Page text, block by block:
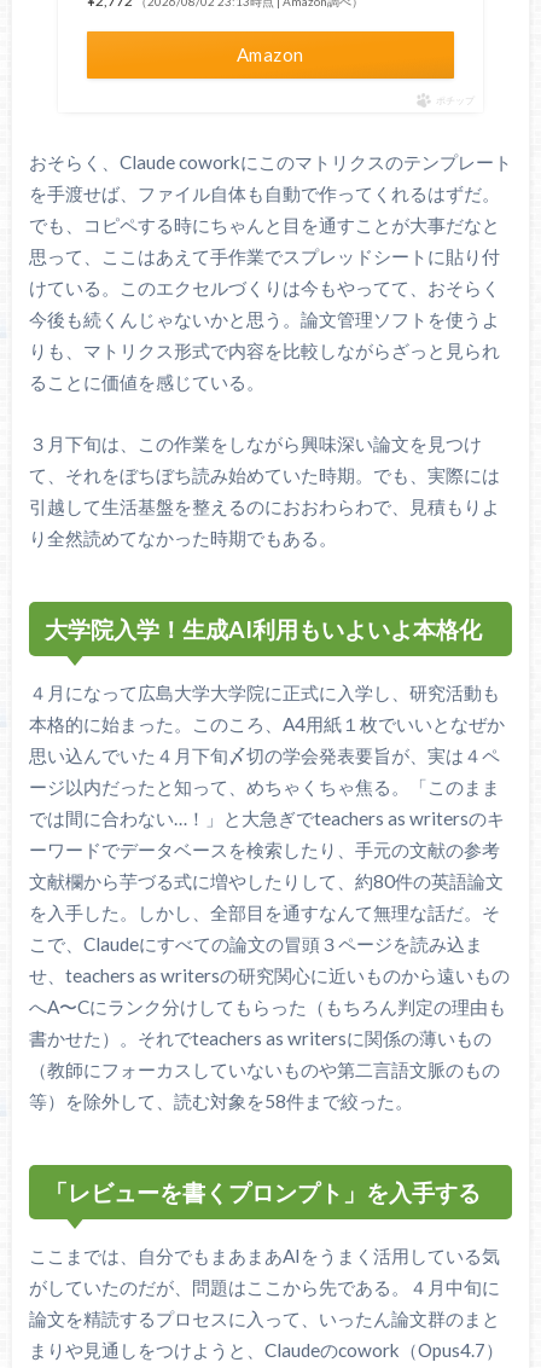
Amazon
ポチップ
おそらく、Claude coworkにこのマトリクスのテンプレート
を手渡せば、ファイル自体も自動で作ってくれるはずだ。
でも、コピペする時にちゃんと目を通すことが大事だなと
思って、ここはあえて手作業でスプレッドシートに貼り付
けている。このエクセルづくりは今もやってて、おそらく
今後も続くんじゃないかと思う。論文管理ソフトを使うよ
りも、マトリクス形式で内容を比較しながらざっと見られ
ることに価値を感じている。
３月下旬は、この作業をしながら興味深い論文を見つけ
て、それをぼちぼち読み始めていた時期。でも、実際には
引越して生活基盤を整えるのにおおわらわで、見積もりよ
り全然読めてなかった時期でもある。
大学院入学！生成AI利用もいよいよ本格化
４月になって広島大学大学院に正式に入学し、研究活動も
本格的に始まった。このころ、A4用紙１枚でいいとなぜか
思い込んでいた４月下旬〆切の学会発表要旨が、実は４ペ
ージ以内だったと知って、めちゃくちゃ焦る。「このまま
では間に合わない…！」と大急ぎでteachers as writersのキ
ーワードでデータベースを検索したり、手元の文献の参考
文献欄から芋づる式に増やしたりして、約80件の英語論文
を入手した。しかし、全部目を通すなんて無理な話だ。そ
こで、Claudeにすべての論文の冒頭３ページを読み込ま
せ、teachers as writersの研究関心に近いものから遠いもの
へA〜Cにランク分けしてもらった（もちろん判定の理由も
書かせた）。それでteachers as writersに関係の薄いもの
（教師にフォーカスしていないものや第二言語文脈のもの
等）を除外して、読む対象を58件まで絞った。
「レビューを書くプロンプト」を入手する
ここまでは、自分でもまあまあAIをうまく活用している気
がしていたのだが、問題はここから先である。４月中旬に
論文を精読するプロセスに入って、いったん論文群のまと
まりや見通しをつけようと、Claudeのcowork（Opus4.7）